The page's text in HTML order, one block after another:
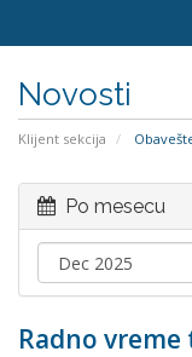
Novosti
Klijent sekcija
Po mesecu
Radno